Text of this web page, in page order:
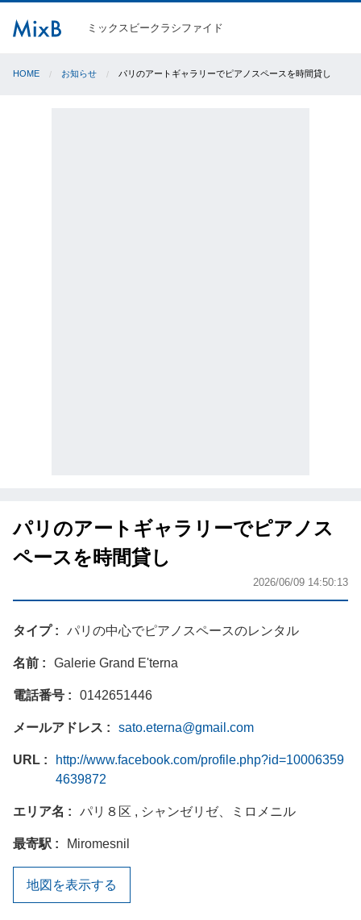
ミックスビークラシファイド
HOME お知らせ パリのアートギャラリーでピアノスペースを時間貸し
パリのアートギャラリーでピアノス
ペースを時間貸し
2026/06/09 14:50:13
タイプ パリの中心でピアノスペースのレンタル
名前 Galerie Grand E'terna
電話番号 0142651446
メールアドレス sato.eterna@gmail.com
URL
http://www.facebook.com/profile.php?id=10006359
4639872
エリア名 パリ８区 , シャンゼリゼ、ミロメニル
最寄駅 Miromesnil
地図を表示する